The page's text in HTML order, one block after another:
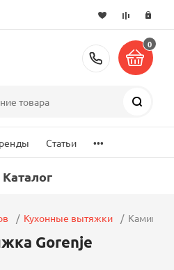
+7 (495)
0
Статьи ...
Каталог
Кухонные вытяжки
Gorenje